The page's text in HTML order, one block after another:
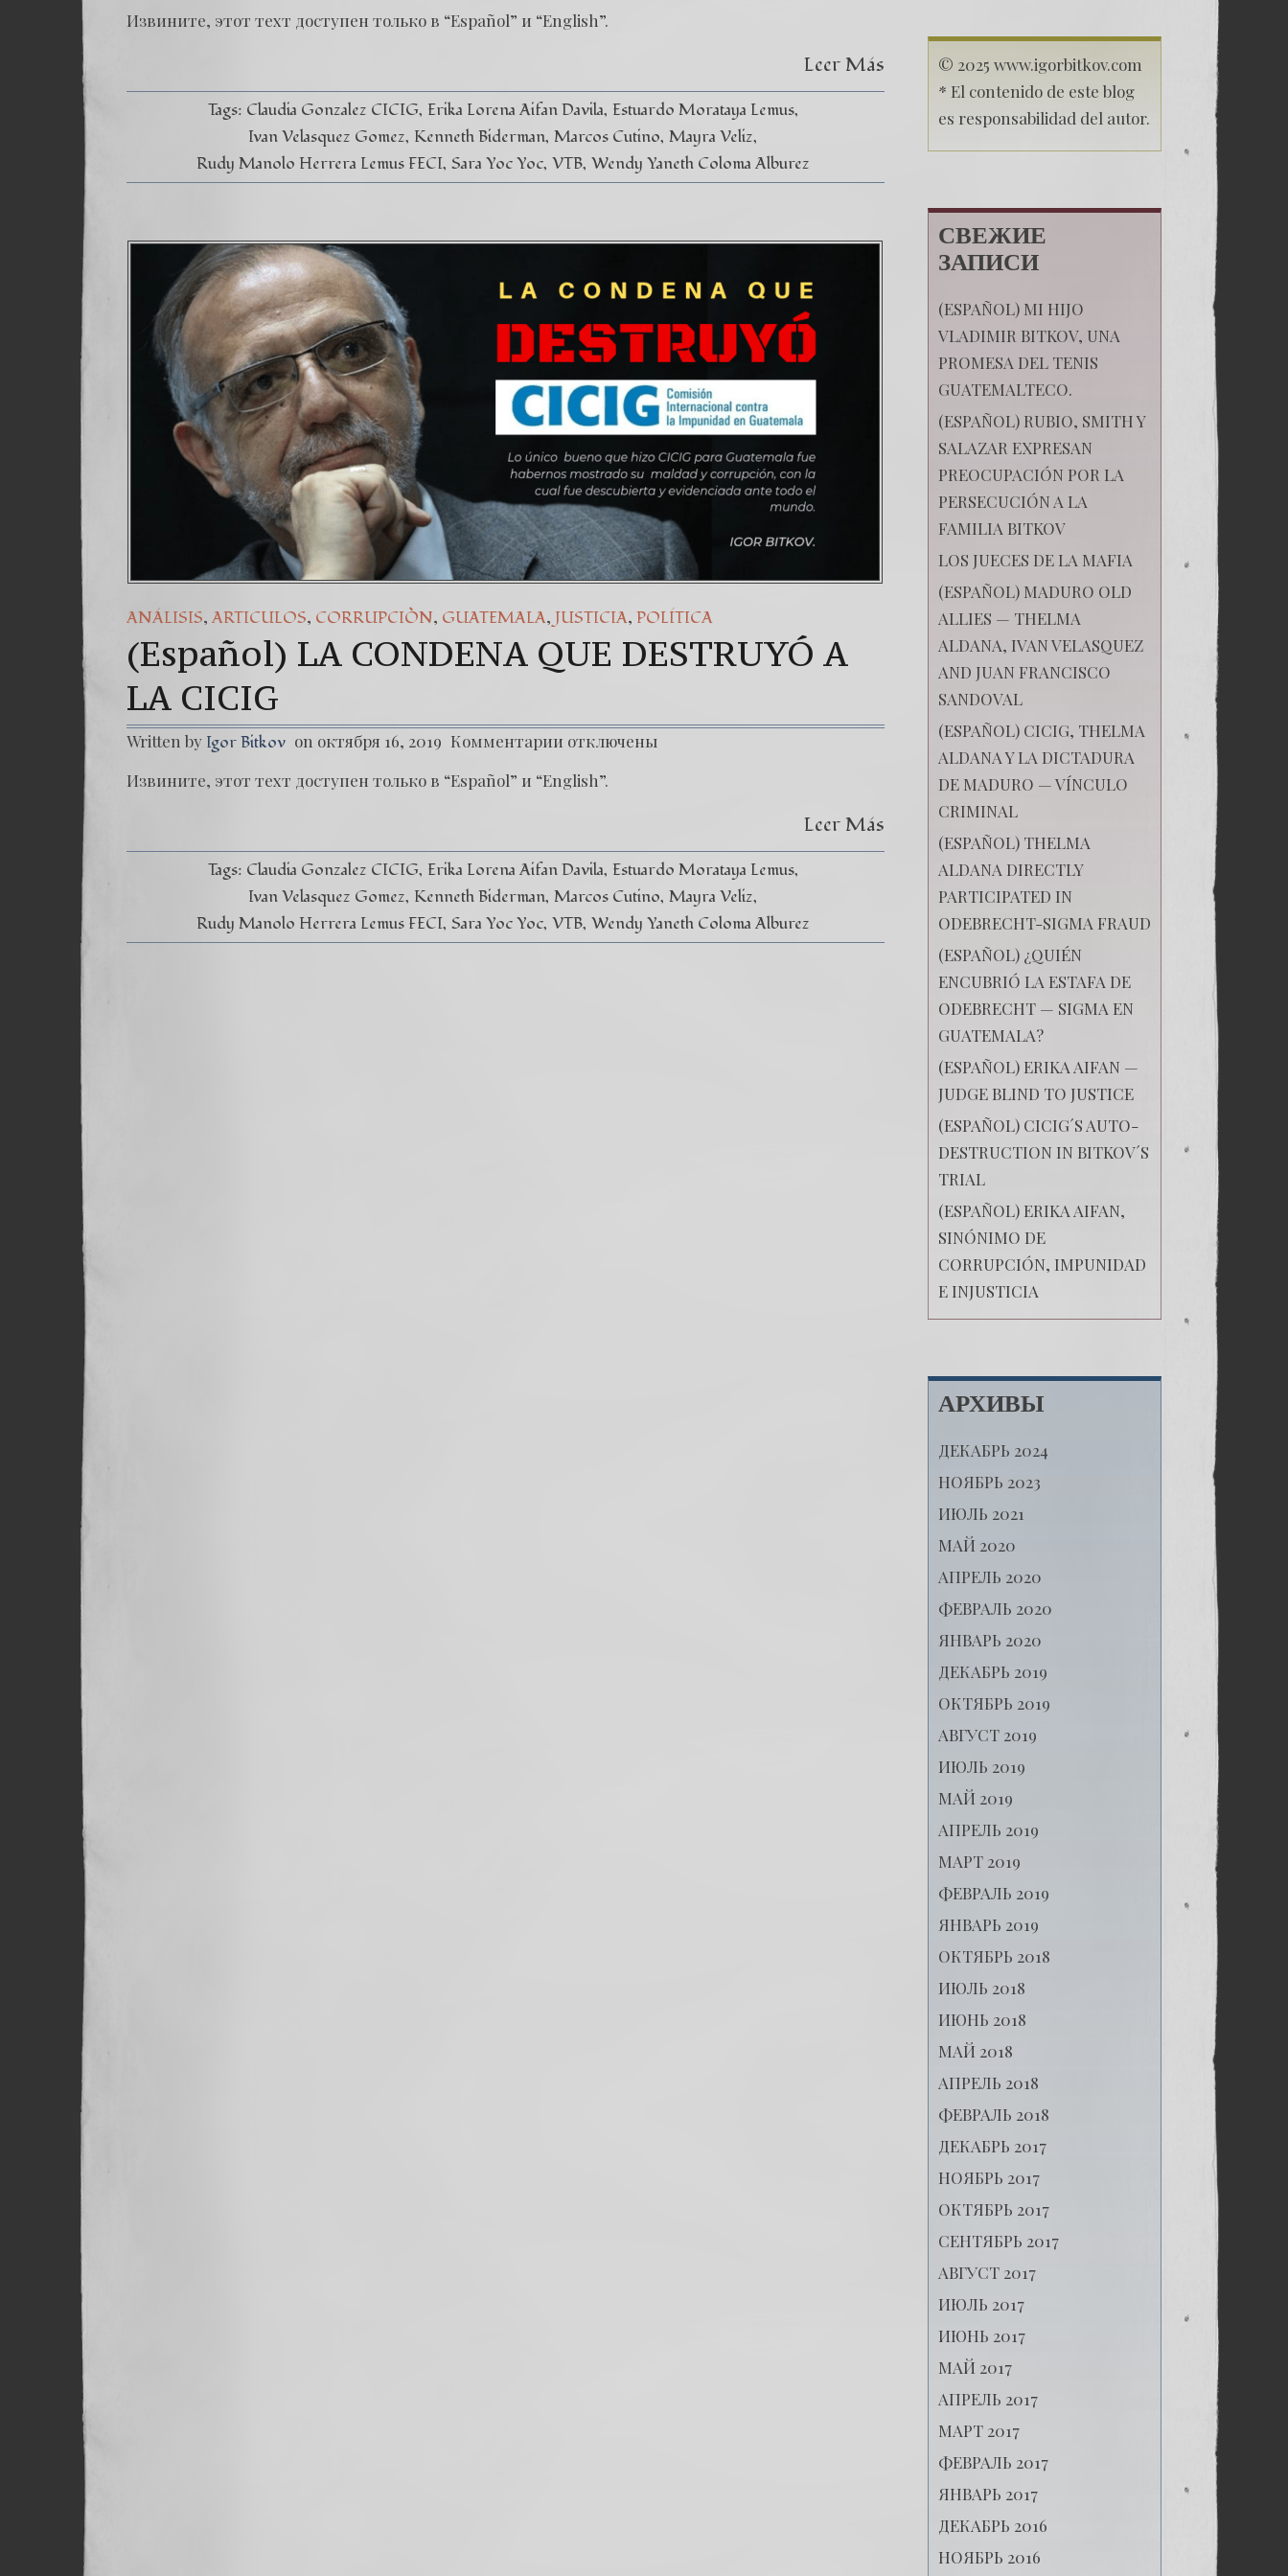
auto-
destruction
Извините, этот техт доступен только в “Español” и “English”.
Leer Más
Tags: Claudia Gonzalez CICIG Erika Lorena Aifan Davila Estuardo Morataya Lemus
Ivan Velasquez Gomez Kenneth Biderman Marcos Cutino Mayra Veliz
Rudy Manolo Herrera Lemus FECI Sara Yoc Yoc VTB Wendy Yaneth Coloma Alburez
ANÁLISIS, ARTICULOS, CORRUPCIÒN, GUATEMALA, JUSTICIA, POLÍTICA
(Español) LA CONDENA QUE DESTRUYÓ A
LA CICIG
Written by Igor Bitkov on октября 16, 2019 Комментарии
записи
CONDENA
QUE
DESTRUYÓ
CICIG
отключены
Извините, этот техт доступен только в “Español” и “English”.
Leer Más
Tags: Claudia Gonzalez CICIG Erika Lorena Aifan Davila Estuardo Morataya Lemus
Ivan Velasquez Gomez Kenneth Biderman Marcos Cutino Mayra Veliz
Rudy Manolo Herrera Lemus FECI Sara Yoc Yoc VTB Wendy Yaneth Coloma Alburez
© 2025 www.igorbitkov.com
* El contenido de este blog
es responsabilidad del autor.
СВЕЖИЕ
ЗАПИСИ
(ESPAÑOL) MI HIJO
VLADIMIR BITKOV, UNA
PROMESA DEL TENIS
GUATEMALTECO.
(ESPAÑOL) RUBIO, SMITH Y
SALAZAR EXPRESAN
PREOCUPACIÓN POR LA
PERSECUCIÓN A LA
FAMILIA BITKOV
LOS JUECES DE LA MAFIA
(ESPAÑOL) MADURO OLD
ALLIES — THELMA
ALDANA, IVAN VELASQUEZ
AND JUAN FRANCISCO
SANDOVAL
(ESPAÑOL) CICIG, THELMA
ALDANA Y LA DICTADURA
DE MADURO — VÍNCULO
CRIMINAL
(ESPAÑOL) THELMA
ALDANA DIRECTLY
PARTICIPATED IN
ODEBRECHT-SIGMA FRAUD
(ESPAÑOL) ¿QUIÉN
ENCUBRIÓ LA ESTAFA DE
ODEBRECHT — SIGMA EN
GUATEMALA?
(ESPAÑOL) ERIKA AIFAN —
JUDGE BLIND TO JUSTICE
(ESPAÑOL) CICIG´S AUTO-
DESTRUCTION IN BITKOV´S
TRIAL
(ESPAÑOL) ERIKA AIFAN,
SINÓNIMO DE
CORRUPCIÓN, IMPUNIDAD
E INJUSTICIA
АРХИВЫ
ДЕКАБРЬ 2024
НОЯБРЬ 2023
ИЮЛЬ 2021
МАЙ 2020
АПРЕЛЬ 2020
ФЕВРАЛЬ 2020
ЯНВАРЬ 2020
ДЕКАБРЬ 2019
ОКТЯБРЬ 2019
АВГУСТ 2019
ИЮЛЬ 2019
МАЙ 2019
АПРЕЛЬ 2019
МАРТ 2019
ФЕВРАЛЬ 2019
ЯНВАРЬ 2019
ОКТЯБРЬ 2018
ИЮЛЬ 2018
ИЮНЬ 2018
МАЙ 2018
АПРЕЛЬ 2018
ФЕВРАЛЬ 2018
ДЕКАБРЬ 2017
НОЯБРЬ 2017
ОКТЯБРЬ 2017
СЕНТЯБРЬ 2017
АВГУСТ 2017
ИЮЛЬ 2017
ИЮНЬ 2017
МАЙ 2017
АПРЕЛЬ 2017
МАРТ 2017
ФЕВРАЛЬ 2017
ЯНВАРЬ 2017
ДЕКАБРЬ 2016
НОЯБРЬ 2016